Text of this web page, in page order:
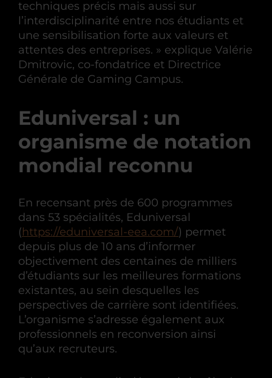
techniques précis mais aussi sur
l’interdisciplinarité entre nos étudiants et
une sensibilisation forte aux valeurs et
attentes des entreprises. » explique Valérie
Dmitrovic, co-fondatrice et Directrice
Générale de Gaming Campus.
Eduniversal : un
organisme de notation
mondial reconnu
En recensant près de 600 programmes
dans 53 spécialités, Eduniversal
(https://eduniversal-eea.com/) permet
depuis plus de 10 ans d’informer
objectivement des centaines de milliers
d’étudiants sur les meilleures formations
existantes, au sein desquelles les
perspectives de carrière sont identifiées.
L’organisme s’adresse également aux
professionnels en reconversion ainsi
qu’aux recruteurs.